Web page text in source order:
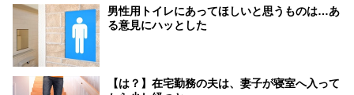
男性用トイレにあってほしいと思うものは…あ
る意見にハッとした
【は？】在宅勤務の夫は、妻子が寝室へ入って